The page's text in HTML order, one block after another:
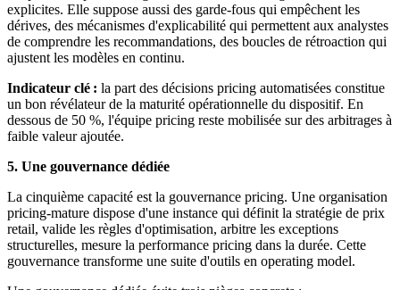
explicites. Elle suppose aussi des garde-fous qui empêchent les
dérives, des mécanismes d'explicabilité qui permettent aux analystes
de comprendre les recommandations, des boucles de rétroaction qui
ajustent les modèles en continu.
Indicateur clé : la part des décisions pricing automatisées constitue
un bon révélateur de la maturité opérationnelle du dispositif. En
dessous de 50 %, l'équipe pricing reste mobilisée sur des arbitrages à
faible valeur ajoutée.
5. Une gouvernance dédiée
La cinquième capacité est la gouvernance pricing. Une organisation
pricing-mature dispose d'une instance qui définit la stratégie de prix
retail, valide les règles d'optimisation, arbitre les exceptions
structurelles, mesure la performance pricing dans la durée. Cette
gouvernance transforme une suite d'outils en operating model.